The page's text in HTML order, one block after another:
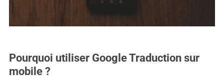
Pourquoi utiliser Google Traduction sur
mobile ?